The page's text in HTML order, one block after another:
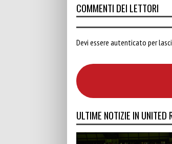
COMMENTI DEI LETTORI
Devi essere autenticato per
ULTIME NOTIZIE IN UNITED